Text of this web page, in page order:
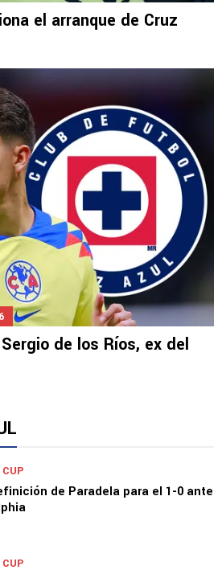
el arranque de Cruz
de los Ríos, ex del
CUP
de Paradela para el 1-0 ante
CUP